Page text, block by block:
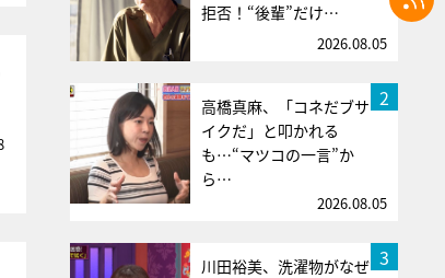
拒否！“後輩”だけ…
2026.08.05
2
高橋真麻、「コネだブサ
イクだ」と叩かれる
も…“マツコの一言”か
ら…
2026.08.05
3
川田裕美、洗濯物がなぜ